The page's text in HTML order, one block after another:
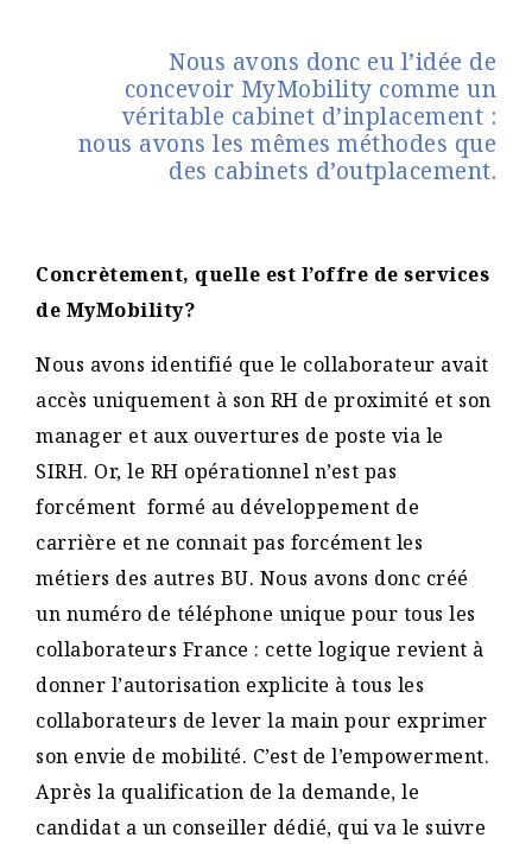
Nous avons donc eu l’idée de
concevoir MyMobility comme un
véritable cabinet d’inplacement :
nous avons les mêmes méthodes que
des cabinets d’outplacement.
Concrètement, quelle est l’offre de services
de MyMobility?
Nous avons identifié que le collaborateur avait
accès uniquement à son RH de proximité et son
manager et aux ouvertures de poste via le
SIRH. Or, le RH opérationnel n’est pas
forcément formé au développement de
carrière et ne connait pas forcément les
métiers des autres BU. Nous avons donc créé
un numéro de téléphone unique pour tous les
collaborateurs France : cette logique revient à
donner l’autorisation explicite à tous les
collaborateurs de lever la main pour exprimer
son envie de mobilité. C’est de l’empowerment.
Après la qualification de la demande, le
candidat a un conseiller dédié, qui va le suivre